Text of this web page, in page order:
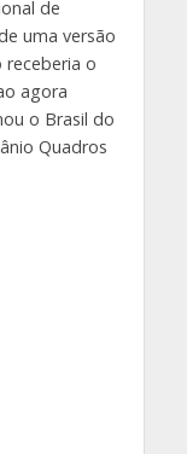
de
uma versão
receberia o
agora
o Brasil do
Quadros